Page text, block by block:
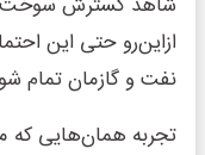
ازاین‌رو حتی این
نفت و گازمان تمام
تجربه همان‌هایی که